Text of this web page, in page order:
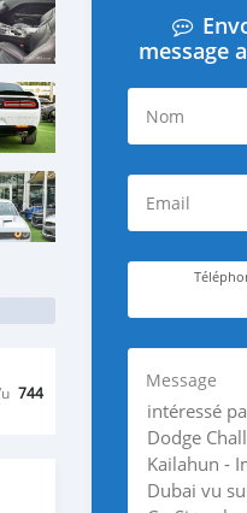
744
message
Nom
Email
Message